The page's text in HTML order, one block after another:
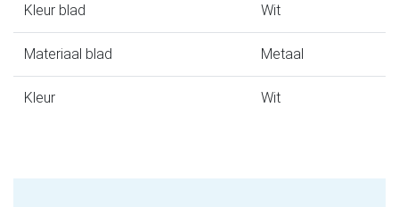
Kleur blad Wit
Materiaal blad Metaal
Kleur Wit